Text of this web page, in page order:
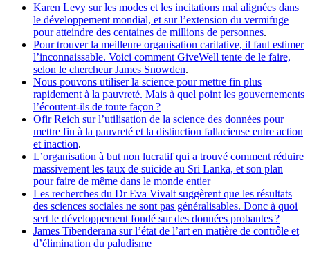
Karen Levy sur les modes et les incitations mal alignées dans
le développement mondial, et sur l’extension du vermifuge
pour atteindre des centaines de millions de personnes.
Pour trouver la meilleure organisation caritative, il faut estimer
l’inconnaissable. Voici comment GiveWell tente de le faire,
selon le chercheur James Snowden.
Nous pouvons utiliser la science pour mettre fin plus
rapidement à la pauvreté. Mais à quel point les gouvernements
l’écoutent-ils de toute façon ?
Ofir Reich sur l’utilisation de la science des données pour
mettre fin à la pauvreté et la distinction fallacieuse entre action
et inaction.
L’organisation à but non lucratif qui a trouvé comment réduire
massivement les taux de suicide au Sri Lanka, et son plan
pour faire de même dans le monde entier
Les recherches du Dr Eva Vivalt suggèrent que les résultats
des sciences sociales ne sont pas généralisables. Donc à quoi
sert le développement fondé sur des données probantes ?
James Tibenderana sur l’état de l’art en matière de contrôle et
d’élimination du paludisme